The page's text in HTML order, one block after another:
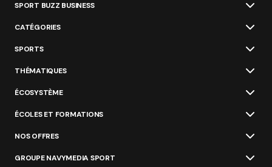
SPORT BUZZ BUSINESS
CATÉGORIES
SPORTS
THÉMATIQUES
ÉCOSYSTÈME
ÉCOLES ET FORMATIONS
NOS OFFRES
GROUPE NAVYMEDIA SPORT